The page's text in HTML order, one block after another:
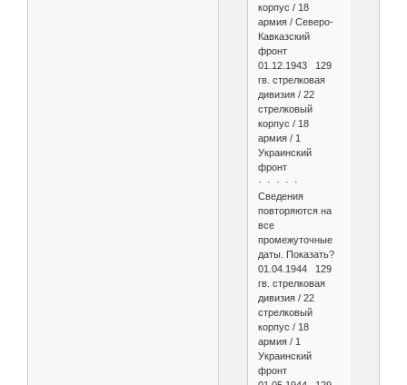
корпус / 18
армия / Северо-
Кавказский
фронт
01.12.1943 129
гв. стрелковая
дивизия / 22
стрелковый
корпус / 18
армия / 1
Украинский
фронт
· · · · ·
Сведения
повторяются на
все
промежуточные
даты. Показать?
01.04.1944 129
гв. стрелковая
дивизия / 22
стрелковый
корпус / 18
армия / 1
Украинский
фронт